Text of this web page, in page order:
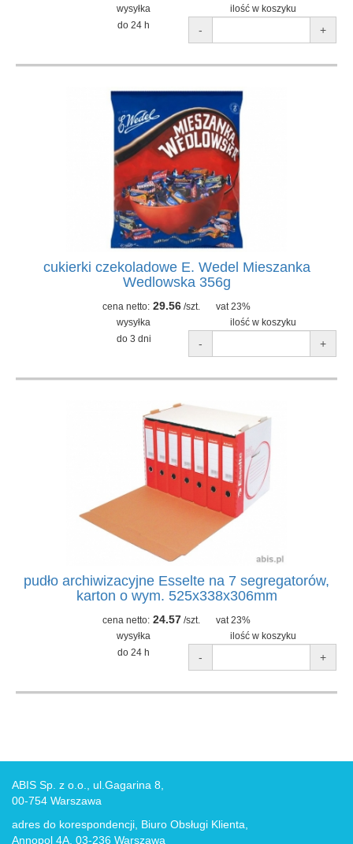
wysyłka
ilość w koszyku
do 24 h
- +
cukierki czekoladowe E. Wedel Mieszanka
Wedlowska 356g
cena netto: 29.56 /szt.
vat 23%
wysyłka
ilość w koszyku
do 3 dni
- +
pudło archiwizacyjne Esselte na 7 segregatorów,
karton o wym. 525x338x306mm
cena netto: 24.57 /szt.
vat 23%
wysyłka
ilość w koszyku
do 24 h
- +
ABIS Sp. z o.o., ul.Gagarina 8,
00-754 Warszawa
adres do korespondencji, Biuro Obsługi Klienta,
Annopol 4A, 03-236 Warszawa